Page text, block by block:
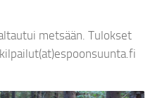
metsään. Tulokset